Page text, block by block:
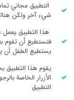
التطبيق مجاني
شيء آخر ولكن
هذا التطبيق
فتستطيع أن تقوم
يستطيع الطفل أن
يقوم هذا التطبيق
الأزرار الخاصة
التطبيق